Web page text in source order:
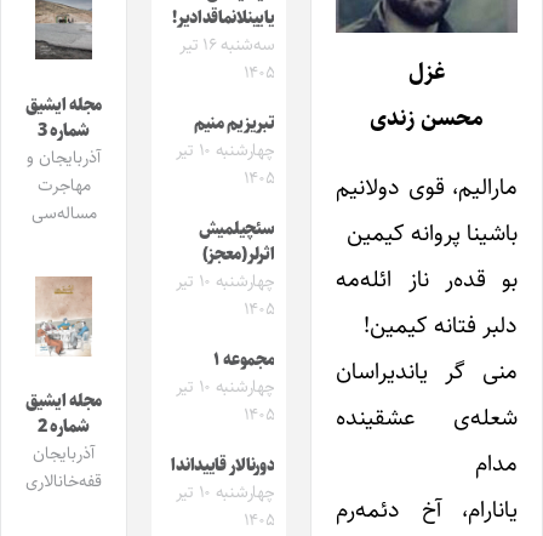
غزل
محسن زندی
مارالیم، قوی دولانیم
باشینا پروانه کیمین
بو قده‌ر ناز ائله‌مه
دلبر فتانه کیمین!
منی گر یاندیراسان
شعله‌ی عشقینده
مدام
یانارام، آخ دئمه‌رم
یایینلانماقدادیر!
سه‌شنبه ۱۶ تیر
۱۴۰۵
تبریزیم منیم
چهارشنبه ۱۰ تیر
۱۴۰۵
سئچیلمیش
اثرلر(معجز)
چهارشنبه ۱۰ تیر
۱۴۰۵
مجموعه ۱
چهارشنبه ۱۰ تیر
۱۴۰۵
دورنالار قاییداندا
چهارشنبه ۱۰ تیر
۱۴۰۵
مجله ایشیق
شماره 3
آذربایجان و
مهاجرت
مساله‌سی
مجله ایشیق
شماره 2
آذربایجان
قفه‌خانالاری